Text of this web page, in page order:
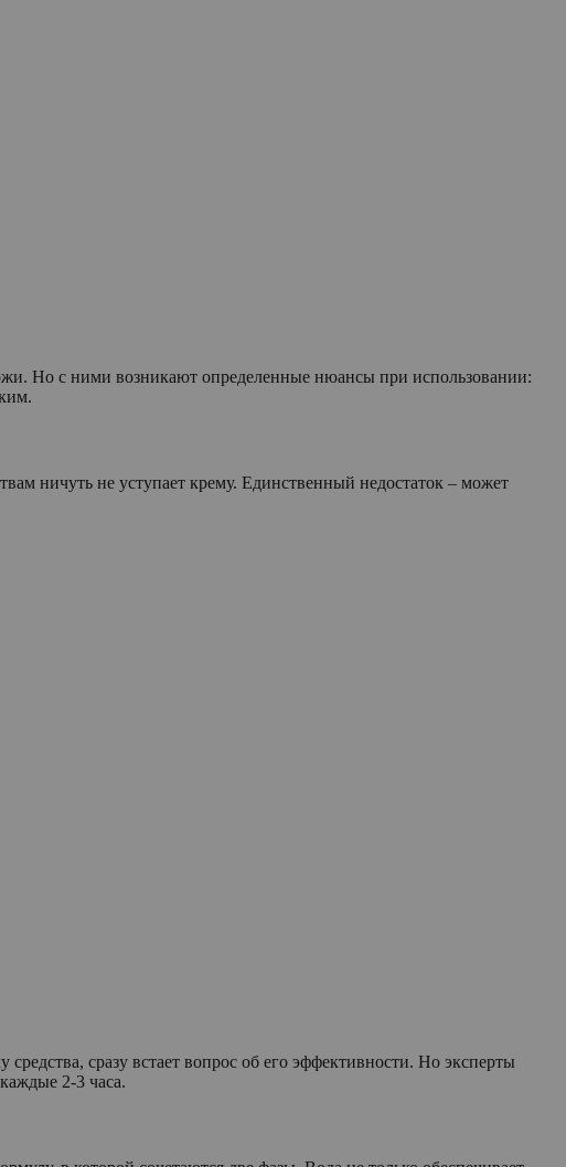
Но с ними возникают определенные нюансы при использовании:
ничуть не уступает крему. Единственный недостаток – может
сразу встает вопрос об его эффективности. Но эксперты
2-3 часа.